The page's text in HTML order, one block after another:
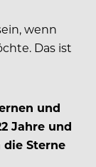
wenn
Das ist
und
Jahre und
die Sterne